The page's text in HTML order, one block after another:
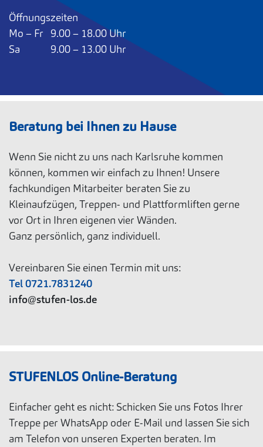
Öffnungszeiten
Mo – Fr 9.00 – 18.00 Uhr
Sa 9.00 – 13.00 Uhr
Beratung bei Ihnen zu Hause
Wenn Sie nicht zu uns nach Karlsruhe kommen
können, kommen wir einfach zu Ihnen! Unsere
fachkundigen Mitarbeiter beraten Sie zu
Kleinaufzügen, Treppen- und Plattformliften gerne
vor Ort in Ihren eigenen vier Wänden.
Ganz persönlich, ganz individuell.
Vereinbaren Sie einen Termin mit uns:
Tel 0721.7831240
info@stufen-los.de
STUFENLOS Online-Beratung
Einfacher geht es nicht: Schicken Sie uns Fotos Ihrer
Treppe per WhatsApp oder E-Mail und lassen Sie sich
am Telefon von unseren Experten beraten. Im